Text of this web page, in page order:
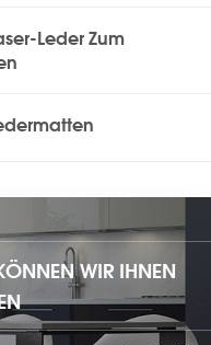
Leder Zum
WIR IHNEN